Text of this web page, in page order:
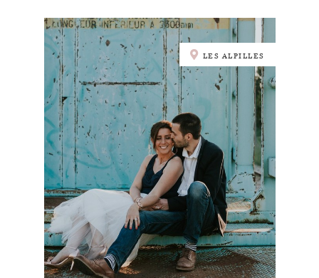
LES ALPILLES